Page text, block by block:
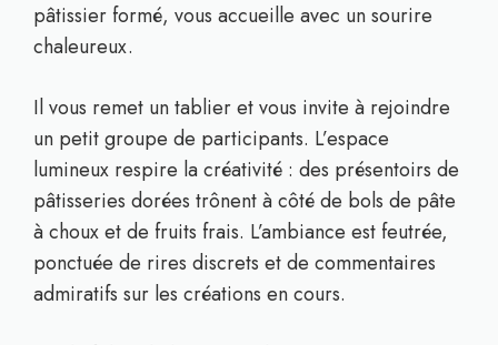
pâtissier formé, vous accueille avec un sourire
chaleureux.
Il vous remet un tablier et vous invite à rejoindre
un petit groupe de participants. L’espace
lumineux respire la créativité : des présentoirs de
pâtisseries dorées trônent à côté de bols de pâte
à choux et de fruits frais. L’ambiance est feutrée,
ponctuée de rires discrets et de commentaires
admiratifs sur les créations en cours.